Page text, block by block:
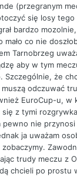
(przegranym
się losy tego
bardzo
co nie
Tarnobrzeg
aby w tym
Szczególnie, że
odczuwać
EuroCup-u, w
z tymi
pewno nie
ja uważam
trudy meczu z
chcieli po prostu